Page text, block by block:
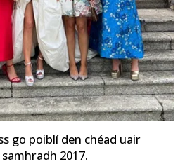
go poiblí den chéad uair
2017.